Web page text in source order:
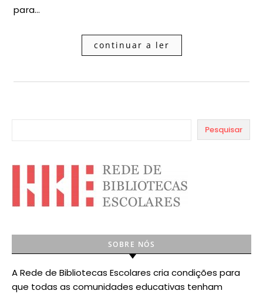
para…
continuar a ler
Pesquisar
SOBRE NÓS
A Rede de Bibliotecas Escolares cria condições para
que todas as comunidades educativas tenham